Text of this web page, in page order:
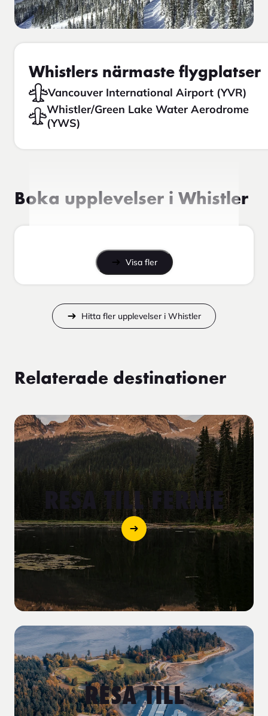
Whistlers närmaste flygplatser
Vancouver International Airport (YVR)
Whistler/Green Lake Water Aerodrome
(YWS)
Boka upplevelser i Whistler
Visa fler
Hitta fler upplevelser i Whistler
Relaterade destinationer
RESA TILL FERNIE
RESA TILL